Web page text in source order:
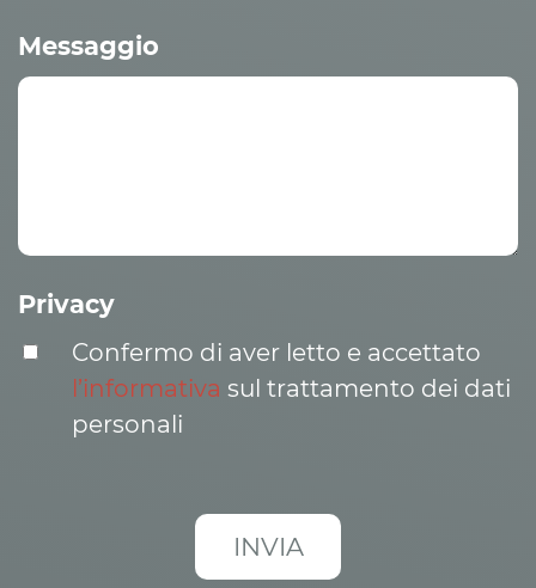
Messaggio
Privacy
Confermo di aver letto e accettato
l’informativa sul trattamento dei dati
personali